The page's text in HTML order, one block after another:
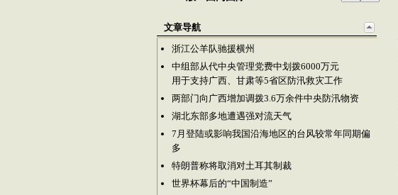
文章导航
浙江公羊队驰援横州
中组部从代中央管理党费中划拨6000万元
用于支持广西、甘肃等5省区防汛救灾工作
两部门向广西增加调拨3.6万余件中央防汛物资
湖北东部多地遭遇强对流天气
7月登陆或影响我国沿海地区的台风较常年同期偏
多
特朗普称将取消对土耳其制裁
世界杯幕后的“中国制造”